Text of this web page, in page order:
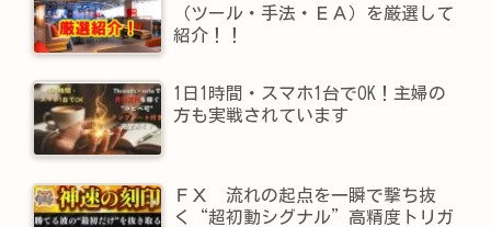
（ツール・手法・ＥＡ）を厳選して
紹介！！
1日1時間・スマホ1台でOK！主婦の
方も実戦されています
ＦＸ 流れの起点を一瞬で撃ち抜
く“超初動シグナル”高精度トリガ